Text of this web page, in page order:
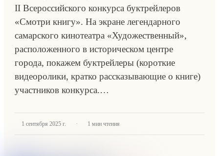
II Всероссийского конкурса буктрейлеров
«Смотри книгу». На экране легендарного
самарского кинотеатра «Художественный»,
расположенного в историческом центре
города, покажем буктрейлеры (короткие
видеоролики, кратко рассказывающие о книге)
участников конкурса.…
1 сентября 2025 г. · 1 мин чтения